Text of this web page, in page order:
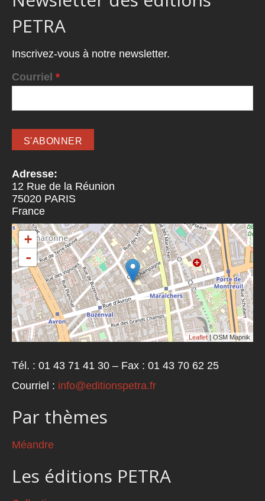
PETRA
Inscrivez-vous à notre newsletter.
Courriel *
Adresse:
12 Rue de la Réunion
75020 PARIS
France
+
-
Leaflet | OSM Mapnik
Tél. : 01 43 71 41 30 – Fax : 01 43 70 62 25
Courriel : info@editionspetra.fr
Par thèmes
Méandre
Les éditions PETRA